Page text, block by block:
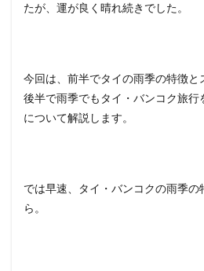
たが、運が良く晴れ続きでした。
今回は、前半でタイの雨季の特徴と
後半で雨季でもタイ・バンコク旅行
について解説します。
では早速、タイ・バンコクの雨季
ら。